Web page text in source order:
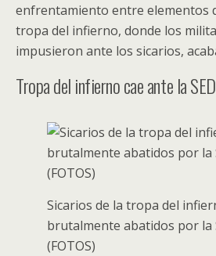
enfrentamiento entre elementos
tropa del infierno, donde los
impusieron ante los sicarios,
Tropa del infierno cae ante la
Sicarios de la tropa del
brutalmente abatidos por la
(FOTOS)